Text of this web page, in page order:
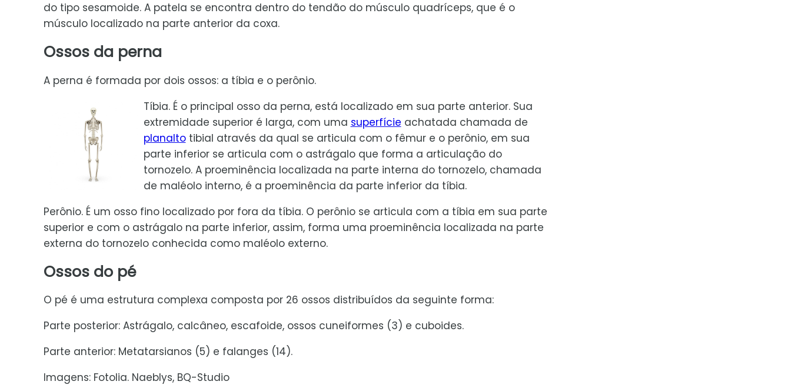
do tipo sesamoide. A patela se encontra dentro do tendão do músculo quadríceps, que é o
músculo localizado na parte anterior da coxa.
Ossos da perna
A perna é formada por dois ossos: a tíbia e o perônio.
Tíbia. É o principal osso da perna, está localizado em sua parte anterior. Sua
extremidade superior é larga, com uma superfície achatada chamada de
planaltotibial através da qual se articula com o fêmur e o perônio, em sua
parte inferior se articula com o astrágalo que forma a articulação do
tornozelo. A proeminência localizada na parte interna do tornozelo, chamada
de maléolo interno, é a proeminência da parte inferior da tíbia.
Perônio. É um osso fino localizado por fora da tíbia. O perônio se articula com a tíbia em sua parte
superior e com o astrágalo na parte inferior, assim, forma uma proeminência localizada na parte
externa do tornozelo conhecida como maléolo externo.
Ossos do pé
O pé é uma estrutura complexa composta por 26 ossos distribuídos da seguinte forma:
Parte posterior: Astrágalo, calcâneo, escafoide, ossos cuneiformes (3) e cuboides.
Parte anterior: Metatarsianos (5) e falanges (14).
Imagens: Fotolia. Naeblys, BQ-Studio